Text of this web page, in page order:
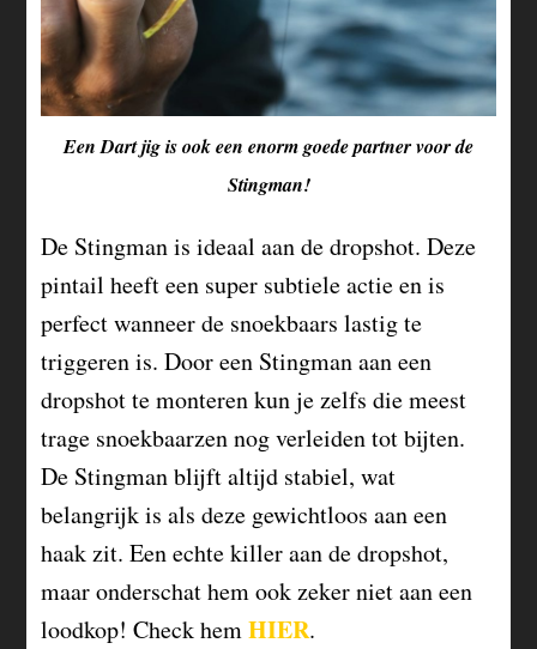
Een Dart jig is ook een enorm goede partner voor de
Stingman!
De Stingman is ideaal aan de dropshot. Deze
pintail heeft een super subtiele actie en is
perfect wanneer de snoekbaars lastig te
triggeren is. Door een Stingman aan een
dropshot te monteren kun je zelfs die meest
trage snoekbaarzen nog verleiden tot bijten.
De Stingman blijft altijd stabiel, wat
belangrijk is als deze gewichtloos aan een
haak zit. Een echte killer aan de dropshot,
maar onderschat hem ook zeker niet aan een
loodkop! Check hemHIER.